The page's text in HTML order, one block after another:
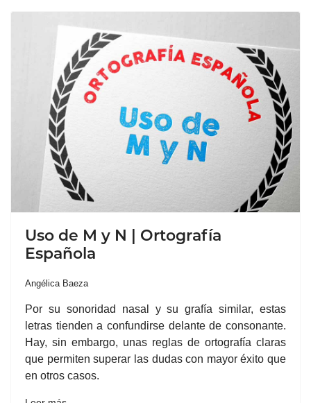
Uso de M y N | Ortografía
Española
Angélica Baeza
Por su sonoridad nasal y su grafía similar, estas
letras tienden a confundirse delante de consonante.
Hay, sin embargo, unas reglas de ortografía claras
que permiten superar las dudas con mayor éxito que
en otros casos.